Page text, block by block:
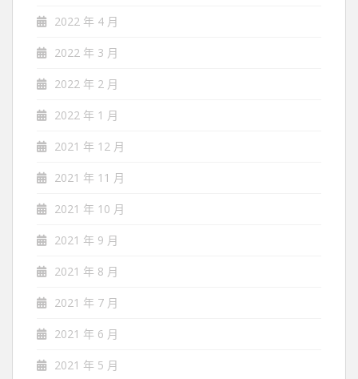
2022 年 4 月
2022 年 3 月
2022 年 2 月
2022 年 1 月
2021 年 12 月
2021 年 11 月
2021 年 10 月
2021 年 9 月
2021 年 8 月
2021 年 7 月
2021 年 6 月
2021 年 5 月